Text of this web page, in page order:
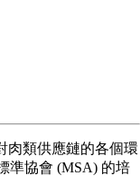
肉類供應鏈的各個環
準協會 (MSA) 的培